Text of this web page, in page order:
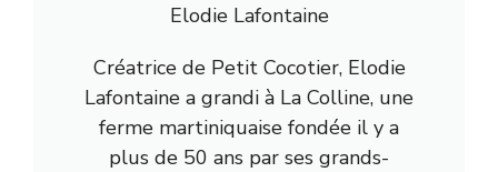
Elodie Lafontaine
Créatrice de Petit Cocotier, Elodie
Lafontaine a grandi à La Colline, une
ferme martiniquaise fondée il y a
plus de 50 ans par ses grands-